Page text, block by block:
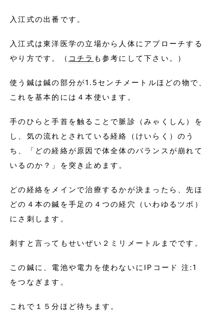
入江式の出番です。
入江式は東洋医学の立場から人体にアプローチする
やり方です。（ コチラ も参考にして下さい。）
使う鍼は鍼の部分が1.5センチメートルほどの物で、
これを基本的には４本使います。
手のひらと手首を触ることで脈診（みゃくしん）を
し、気の流れとされている経絡（けいらく）のう
ち、「どの経絡が原因で体全体のバランスが崩れて
いるのか？」を突き止めます。
どの経絡をメインで治療するかが決まったら、先ほ
どの４本の鍼を手足の４つの経穴（いわゆるツボ）
にさ刺します。
刺すと言ってもせいぜい２ミリメートルまでです。
この鍼に、電池や電力を使わないにIPコード 注:1
をつなぎます。
これで１５分ほど待ちます。